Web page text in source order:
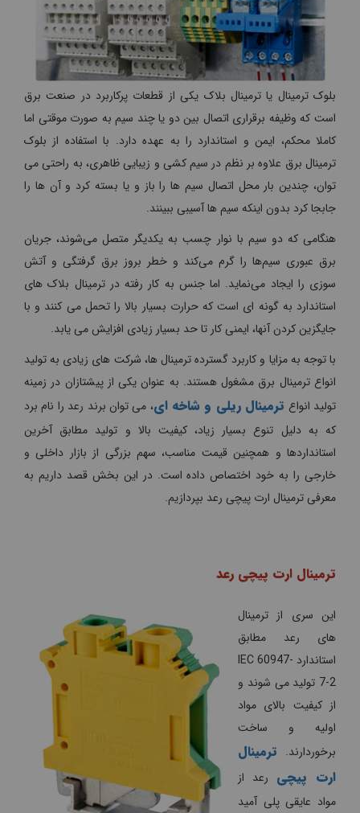
بلوک ترمینال یا ترمینال بلاک یکی از قطعات پرکاربرد در صنعت برق
است که وظیفه برقراری اتصال بین دو یا چند سیم به صورت موقتی اما
کاملا محکم، ایمن و استاندارد را به عهده دارد. با استفاده از بلوک
ترمینال برق علاوه بر نظم در سیم کشی و زیبایی ظاهری، به راحتی می
توان، چندین بار محل اتصال سیم ها را باز و یا بسته کرد و آن ها را
جابجا کرد بدون اینکه سیم ها آسیبی ببینند.
هنگامی که دو سیم با نوار چسب به یکدیگر متصل می‌شوند، جریان
برق عبوری سیم‌ها را گرم می‌کند و خطر بروز برق گرفتگی و آتش
سوزی را ایجاد می‌نماید. اما جنس به کار رفته در ترمینال بلاک های
استاندارد به گونه ای است که حرارت بسیار بالا را تحمل می کنند و با
جایگزین کردن آنها، ایمنی کار تا حد بسیار زیادی افزایش می یابد.
با توجه به مزایا و کاربرد گسترده ترمینال ها، شرکت های زیادی به تولید
انواع ترمینال برق مشغول هستند. به عنوان یکی از پیشتازان در زمینه
تولید انواع ترمینال ریلی و شاخه ای، می توان برند رعد را نام برد
که به دلیل تنوع بسیار زیاد، کیفیت بالا و تولید مطابق آخرین
استانداردها و همچنین قیمت مناسب، سهم بزرگی از بازار داخلی و
خارجی را به خود اختصاص داده است. در این بخش قصد داریم به
معرفی ترمینال ارت پیچی رعد بپردازیم.
ترمینال ارت پیچی رعد
این سری از ترمینال
های رعد مطابق
استاندارد IEC 60947-
7-2 تولید می شوند و
از کیفیت بالای مواد
اولیه و ساخت
برخوردارند. ترمینال
ارت پیچی رعد از
مواد عایقی پلی آمید